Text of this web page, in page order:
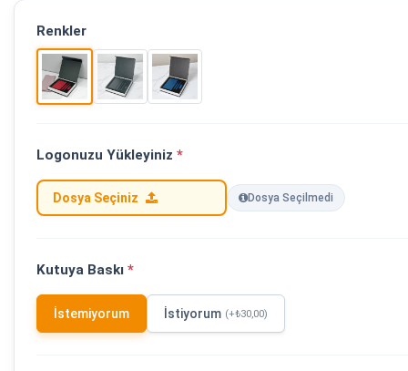
Renkler
Logonuzu Yükleyiniz *
Dosya Seçiniz Dosya Seçilmedi
Kutuya Baskı *
İstemiyorum İstiyorum (+₺30,00)